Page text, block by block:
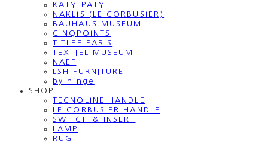
KATY PATY
NAKLIS (LE CORBUSIER)
BAUHAUS MUSEUM
CINQPOINTS
TITLEE PARIS
TEXTIEL MUSEUM
NAEF
LSH FURNITURE
by hinge
SHOP
TECNOLINE HANDLE
LE CORBUSIER HANDLE
SWITCH & INSERT
LAMP
RUG